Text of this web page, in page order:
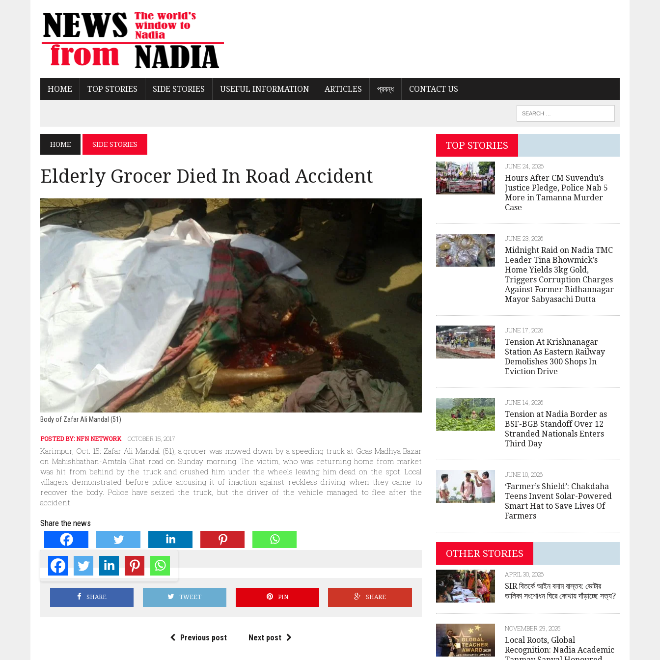
HOME TOP STORIES SIDE STORIES USEFUL INFORMATION ARTICLES প্রবন্ধ CONTACT US
HOME SIDE STORIES
Elderly Grocer Died In Road Accident
Body of Zafar Ali Mandal (51)
POSTED BY:NFN NETWORK OCTOBER 15, 2017
Karimpur, Oct. 15: Zafar Ali Mandal (51), a grocer was mowed down by a speeding truck at Goas Madhya Bazar
on Mahishbathan-Amtala Ghat road on Sunday morning. The victim, who was returning home from market
was hit from behind by the truck and crushed him under the wheels leaving him dead on the spot. Local
villagers demonstrated before police accusing it of inaction against reckless driving when they came to
recover the body. Police have seized the truck, but the driver of the vehicle managed to flee after the
accident.
Share the news
SHARE TWEET PIN SHARE
Previous post Next post
TOP STORIES
JUNE 24, 2026
Hours After CM Suvendu’s
Justice Pledge, Police Nab 5
More in Tamanna Murder
Case
JUNE 23, 2026
Midnight Raid on Nadia TMC
Leader Tina Bhowmick’s
Home Yields 3kg Gold,
Triggers Corruption Charges
Against Former Bidhannagar
Mayor Sabyasachi Dutta
JUNE 17, 2026
Tension At Krishnanagar
Station As Eastern Railway
Demolishes 300 Shops In
Eviction Drive
JUNE 14, 2026
Tension at Nadia Border as
BSF-BGB Standoff Over 12
Stranded Nationals Enters
Third Day
JUNE 10, 2026
‘Farmer’s Shield’: Chakdaha
Teens Invent Solar-Powered
Smart Hat to Save Lives Of
Farmers
OTHER STORIES
APRIL 30, 2026
SIR বিতর্কে আইন বনাম বাস্তব: ভোটার
তালিকা সংশোধন ঘিরে কোথায় দাঁড়াচ্ছে সত্য?
NOVEMBER 29, 2025
Local Roots, Global
Recognition: Nadia Academic